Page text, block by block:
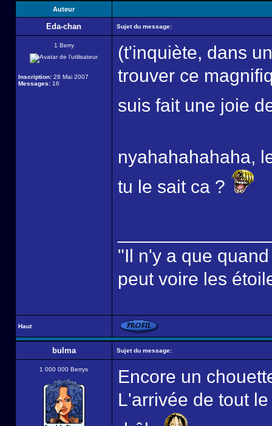
Auteur
Eda-chan Sujet du message:
1 Berry
Inscription: 28 Mai 2007
Messages: 16
(t'inquiète, dans
trouver ce
suis fait une joie
nyahahahahaha,
tu le sait ca ?
"Il n'y a que
peut voire les
Haut
bulma Sujet du message:
1 000 000 Berrys
Encore un
L'arrivée de tout